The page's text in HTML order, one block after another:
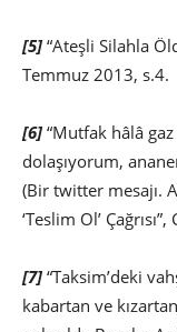
[5]“Ateşli Silahla
Temmuz 2013, s.4.
[6]“Mutfak hâlâ
dolaşıyorum,
(Bir twitter mesajı.
‘Teslim Ol’
[7]“Taksim’deki
kabartan ve